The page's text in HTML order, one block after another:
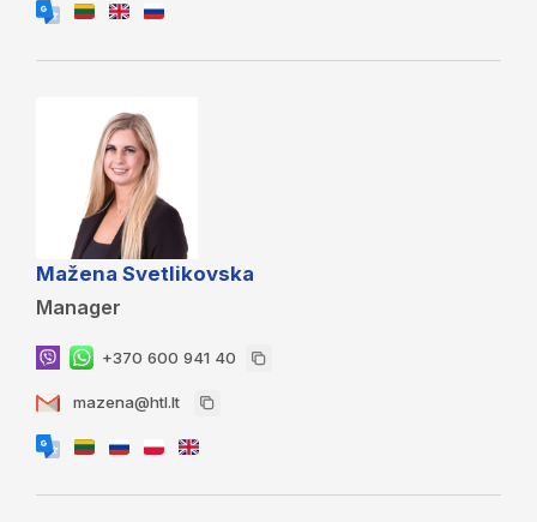
Mažena Svetlikovska
Manager
+370 600 941 40
mazena@htl.lt